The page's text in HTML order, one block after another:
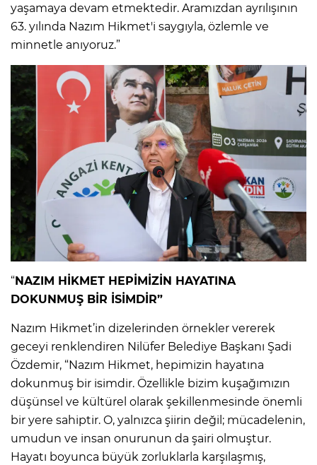
yaşamaya devam etmektedir. Aramızdan ayrılışının
63. yılında Nazım Hikmet'i saygıyla, özlemle ve
minnetle anıyoruz.”
“NAZIM HİKMET HEPİMİZİN HAYATINA
DOKUNMUŞ BİR İSİMDİR”
Nazım Hikmet’in dizelerinden örnekler vererek
geceyi renklendiren Nilüfer Belediye Başkanı Şadi
Özdemir, “Nazım Hikmet, hepimizin hayatına
dokunmuş bir isimdir. Özellikle bizim kuşağımızın
düşünsel ve kültürel olarak şekillenmesinde önemli
bir yere sahiptir. O, yalnızca şiirin değil; mücadelenin,
umudun ve insan onurunun da şairi olmuştur.
Hayatı boyunca büyük zorluklarla karşılaşmış,